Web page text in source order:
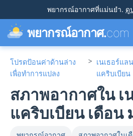
พยากรณ์อากาศที่แม่นยำ. ดู
พยากรณ์อากาศ.com
โปรดป้อนค่าด้านล่าง
เพื่อทำการแปลง
> เนเธอร์แล
แคริบเบียน
สภาพอากาศใน เ
แคริบเบียน เดือน